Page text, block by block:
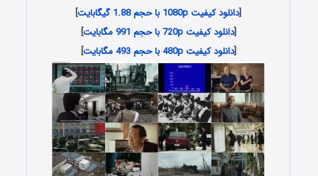
[دانلود کیفیت 1080p با حجم 1.88 گیگابایت
]
[دانلود کیفیت 720p با حجم 991 مگابایت
]
[دانلود کیفیت 480p با حجم 493 مگابایت ]